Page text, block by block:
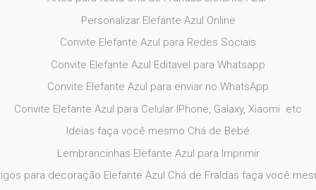
Personalizar Elefante Azul Online
Convite Elefante Azul para Redes Sociais
Convite Elefante Azul Editavel para Whatsapp
Convite Elefante Azul para enviar no WhatsApp
Convite Elefante Azul para Celular IPhone, Galaxy, Xiaomi etc
Ideias faça você mesmo Chá de Bebé
Lembrancinhas Elefante Azul para Imprimir
para decoração Elefante Azul Chá de Fraldas faça você